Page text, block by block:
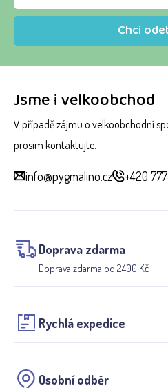
Jsme i velkoobchod
V případě zájmu o velkoobchodní
prosím kontaktujte.
info@pygmalino.cz +420
Doprava zdarma
Doprava zdarma od 2400 Kč
Rychlá expedice
Osobní odběr
Chci